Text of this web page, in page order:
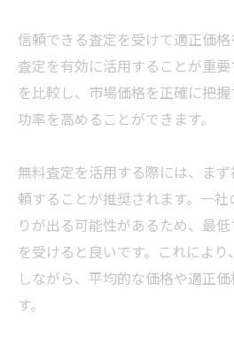
信頼できる査定を受けて適正価
査定を有効に活用することが重
を比較し、市場価格を正確に把
功率を高めることができます。
無料査定を活用する際には、ま
頼することが推奨されます。一
りが出る可能性があるため、最
を受けると良いです。これによ
しながら、平均的な価格や適正
す。